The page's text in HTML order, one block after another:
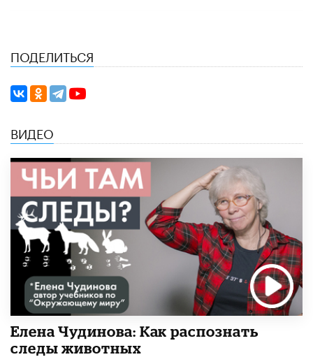
ПОДЕЛИТЬСЯ
ВИДЕО
Елена Чудинова: Как распознать
следы животных